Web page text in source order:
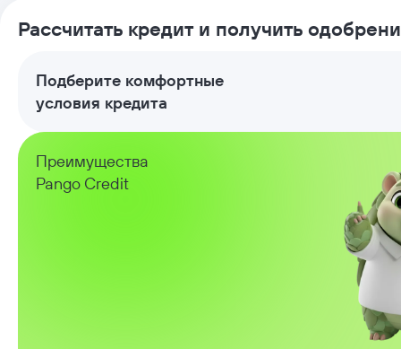
Рассчитать кредит и получить
Подберите комфортные
условия кредита
Преимущества
Pango Credit